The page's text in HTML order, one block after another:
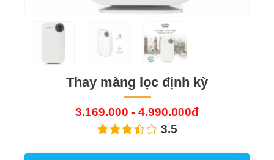
Thay màng lọc định kỳ
3.169.000 - 4.990.000đ
3.5